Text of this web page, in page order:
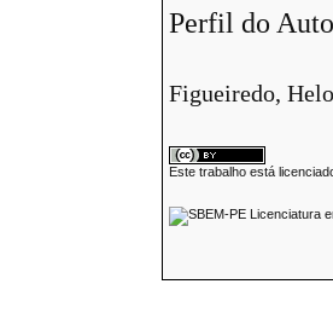
Perfil do
Figueiredo,
Este trabalho está